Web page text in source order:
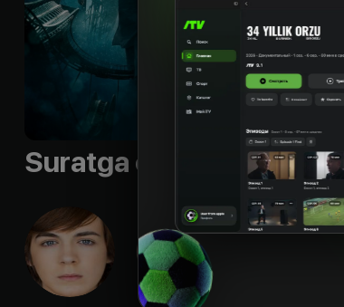
Shior:
Byudjet
Til: rus
Suratga olish guruhi